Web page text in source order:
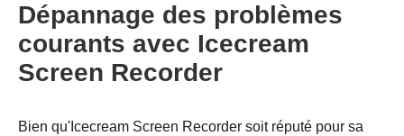
Dépannage des problèmes
courants avec Icecream
Screen Recorder
Bien qu'Icecream Screen Recorder soit réputé pour sa